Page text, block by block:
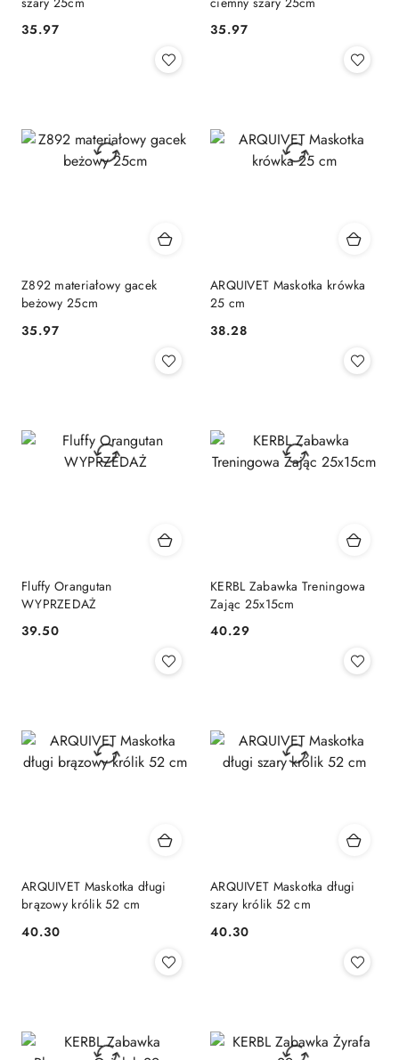
Cena:
35.97 Cena:
35.97
Z892 materiałowy gacek
beżowy 25cm
Cena:
35.97
ARQUIVET Maskotka krówka
25 cm
Cena:
38.28
Fluffy Orangutan
WYPRZEDAŻ
Cena:
39.50
KERBL Zabawka Treningowa
Zając 25x15cm
Cena:
40.29
ARQUIVET Maskotka długi
brązowy królik 52 cm
Cena:
40.30
ARQUIVET Maskotka długi
szary królik 52 cm
Cena:
40.30